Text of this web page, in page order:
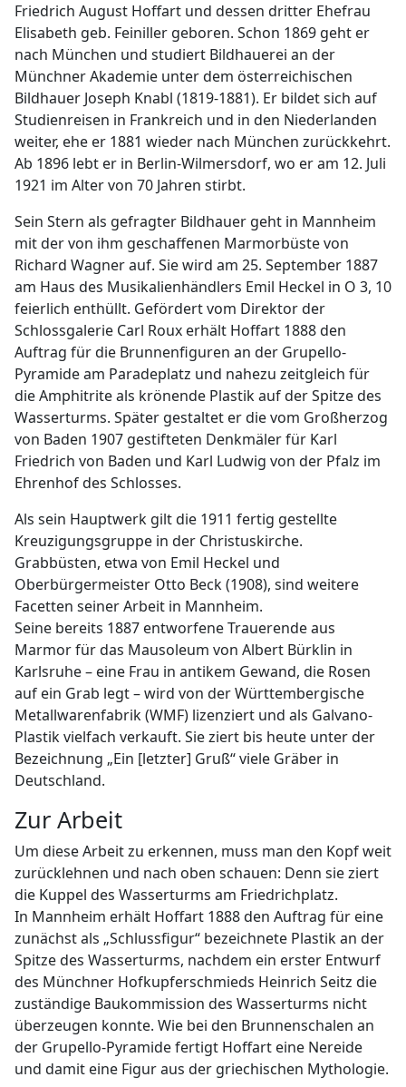
Friedrich August Hoffart und dessen dritter Ehefrau
Elisabeth geb. Feiniller geboren. Schon 1869 geht er
nach München und studiert Bildhauerei an der
Münchner Akademie unter dem österreichischen
Bildhauer Joseph Knabl (1819-1881). Er bildet sich auf
Studienreisen in Frankreich und in den Niederlanden
weiter, ehe er 1881 wieder nach München zurückkehrt.
Ab 1896 lebt er in Berlin-Wilmersdorf, wo er am 12. Juli
1921 im Alter von 70 Jahren stirbt.
Sein Stern als gefragter Bildhauer geht in Mannheim
mit der von ihm geschaffenen Marmorbüste von
Richard Wagner auf. Sie wird am 25. September 1887
am Haus des Musikalienhändlers Emil Heckel in O 3, 10
feierlich enthüllt. Gefördert vom Direktor der
Schlossgalerie Carl Roux erhält Hoffart 1888 den
Auftrag für die Brunnenfiguren an der Grupello-
Pyramide am Paradeplatz und nahezu zeitgleich für
die Amphitrite als krönende Plastik auf der Spitze des
Wasserturms. Später gestaltet er die vom Großherzog
von Baden 1907 gestifteten Denkmäler für Karl
Friedrich von Baden und Karl Ludwig von der Pfalz im
Ehrenhof des Schlosses.
Als sein Hauptwerk gilt die 1911 fertig gestellte
Kreuzigungsgruppe in der Christuskirche.
Grabbüsten, etwa von Emil Heckel und
Oberbürgermeister Otto Beck (1908), sind weitere
Facetten seiner Arbeit in Mannheim.
Seine bereits 1887 entworfene Trauerende aus
Marmor für das Mausoleum von Albert Bürklin in
Karlsruhe – eine Frau in antikem Gewand, die Rosen
auf ein Grab legt – wird von der Württembergische
Metallwarenfabrik (WMF) lizenziert und als Galvano-
Plastik vielfach verkauft. Sie ziert bis heute unter der
Bezeichnung „Ein [letzter] Gruß“ viele Gräber in
Deutschland.
Zur Arbeit
Um diese Arbeit zu erkennen, muss man den Kopf weit
zurücklehnen und nach oben schauen: Denn sie ziert
die Kuppel des Wasserturms am Friedrichplatz.
In Mannheim erhält Hoffart 1888 den Auftrag für eine
zunächst als „Schlussfigur“ bezeichnete Plastik an der
Spitze des Wasserturms, nachdem ein erster Entwurf
des Münchner Hofkupferschmieds Heinrich Seitz die
zuständige Baukommission des Wasserturms nicht
überzeugen konnte. Wie bei den Brunnenschalen an
der Grupello-Pyramide fertigt Hoffart eine Nereide
und damit eine Figur aus der griechischen Mythologie.